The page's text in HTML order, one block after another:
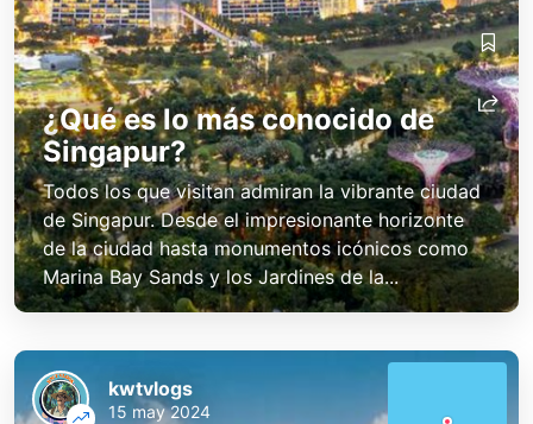
kwtvlogs
kwtvlogs
¿Qué es lo más conocido de
Singapur?
Todos los que visitan admiran la vibrante ciudad
de Singapur. Desde el impresionante horizonte
de la ciudad hasta monumentos icónicos como
Marina Bay Sands y los Jardines de la...
kwtvlogs
15 may 2024